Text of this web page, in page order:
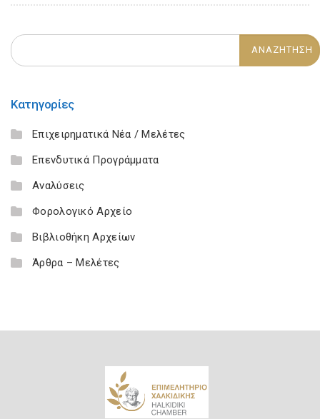
Κατηγορίες
Επιχειρηματικά Νέα / Μελέτες
Επενδυτικά Προγράμματα
Αναλύσεις
Φορολογικό Αρχείο
Βιβλιοθήκη Αρχείων
Άρθρα – Μελέτες